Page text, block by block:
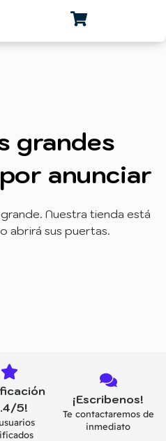
grandes
anunciar
Nuestra tienda está
abrirá sus puertas.
5!
¡Escribenos!
Te contactaremos de
inmediato